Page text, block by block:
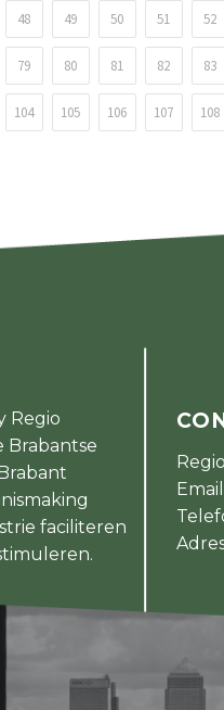
48 49 50 51 52
79 80 81 82 83
104 105 106 107 108
Regio
Brabantse
faciliteren